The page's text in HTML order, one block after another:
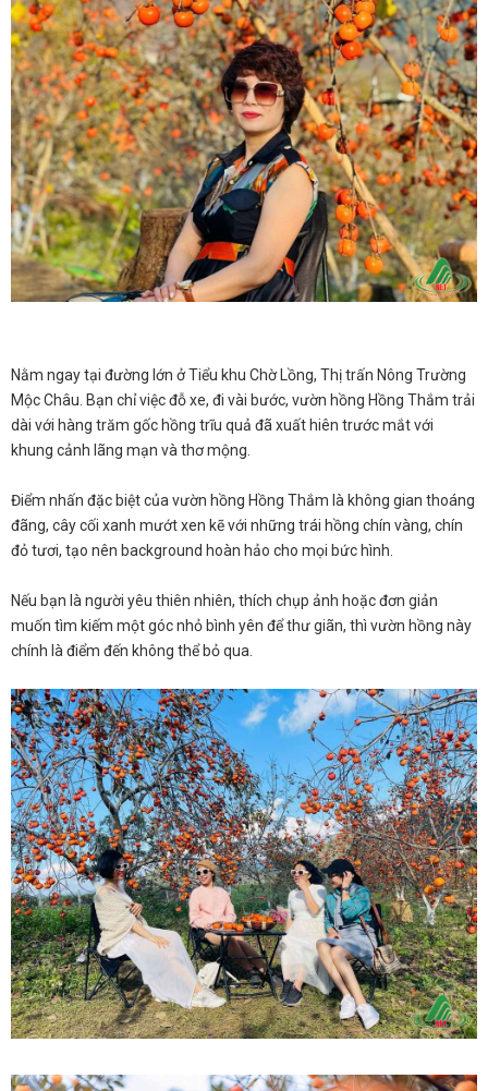
Nằm ngay tại đường lớn ở Tiểu khu Chờ Lồng, Thị trấn Nông Trường
Mộc Châu. Bạn chỉ việc đỗ xe, đi vài bước, vườn hồng Hồng Thắm trải
dài với hàng trăm gốc hồng trĩu quả đã xuất hiên trước mắt với
khung cảnh lãng mạn và thơ mộng.
Điểm nhấn đặc biệt của vườn hồng Hồng Thắm là không gian thoáng
đãng, cây cối xanh mướt xen kẽ với những trái hồng chín vàng, chín
đỏ tươi, tạo nên background hoàn hảo cho mọi bức hình.
Nếu bạn là người yêu thiên nhiên, thích chụp ảnh hoặc đơn giản
muốn tìm kiếm một góc nhỏ bình yên để thư giãn, thì vườn hồng này
chính là điểm đến không thể bỏ qua.